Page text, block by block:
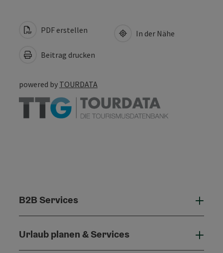
PDF erstellen
Beitrag drucken
In der Nähe
powered by TOURDATA
B2B Services
Urlaub planen & Services